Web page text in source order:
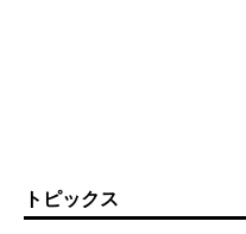
トピックス